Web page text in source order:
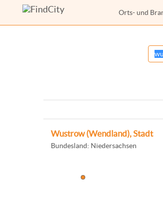
Orts- und
Wustrow (Wendland), Stadt
Bundesland: Niedersachsen